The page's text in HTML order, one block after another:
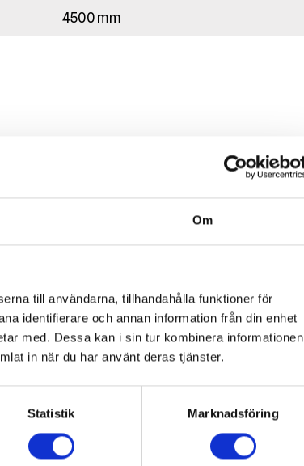
Om
till användarna, tillhandahålla funktioner för
identifierare och annan information från din enhet
med. Dessa kan i sin tur kombinera informationen
in när du har använt deras tjänster.
Statistik Marknadsföring
4500 mm
maskinen?